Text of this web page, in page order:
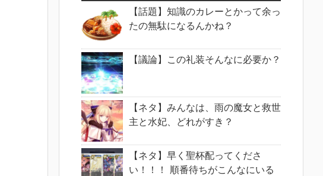
【話題】知識のカレーとかって余っ
たの無駄になるんかね？
【議論】この礼装そんなに必要か？
【ネタ】みんなは、雨の魔女と救世
主と水妃、どれがすき？
【ネタ】早く聖杯配ってくださ
い！！！ 順番待ちがこんなにいる